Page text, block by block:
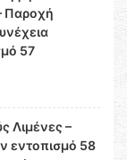
Παροχή
57
Λιμένες –
εντοπισμό 58